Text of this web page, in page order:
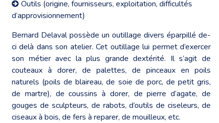
Outils (origine, fournisseurs, exploitation, difficultés
d’approvisionnement)
Bernard Delaval possède un outillage divers éparpillé de-
ci delà dans son atelier. Cet outillage lui permet d’exercer
son métier avec la plus grande dextérité. Il s’agit de
couteaux à dorer, de palettes, de pinceaux en poils
naturels (poils de blaireau, de soie de porc, de petit gris,
de martre), de coussins à dorer, de pierre d’agate, de
gouges de sculpteurs, de rabots, d’outils de ciseleurs, de
ciseaux à bois, de fers à reparer, de mouilleux, etc.